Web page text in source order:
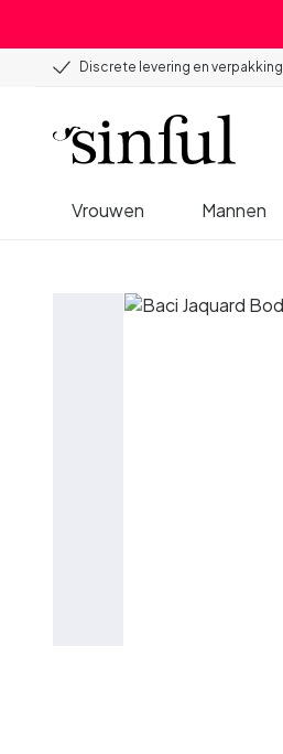
Discrete levering en verpakking
Vrouwen Mannen